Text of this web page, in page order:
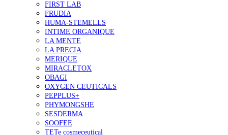
FIRST LAB
FRUDIA
HUMA-STEMELLS
INTIME ORGANIQUE
LA MENTE
LA PRECIA
MERIQUE
MIRACLETOX
OBAGI
OXYGEN CEUTICALS
PEPPLUS+
PHYMONGSHE
SESDERMA
SOOFEE
TETe cosmeceutical